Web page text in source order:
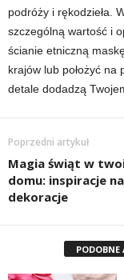
podróży i rękodzieła.
szczególną wartość i
ścianie etniczną
krajów lub położyć na
detale dodadzą
Poprzedni artykuł
Magia świąt w
domu: inspiracje na
dekoracje
PODOBNE